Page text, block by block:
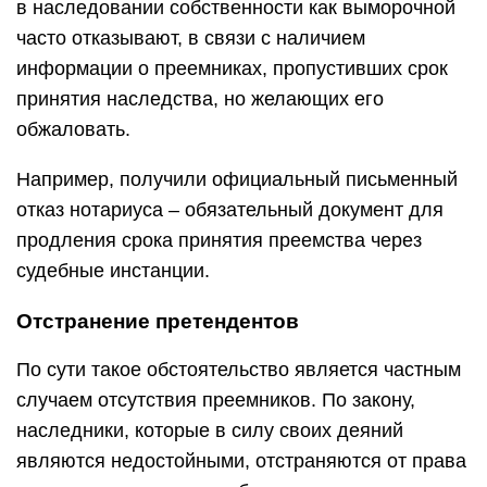
в наследовании собственности как выморочной
часто отказывают, в связи с наличием
информации о преемниках, пропустивших срок
принятия наследства, но желающих его
обжаловать.
Например, получили официальный письменный
отказ нотариуса – обязательный документ для
продления срока принятия преемства через
судебные инстанции.
Отстранение претендентов
По сути такое обстоятельство является частным
случаем отсутствия преемников. По закону,
наследники, которые в силу своих деяний
являются недостойными, отстраняются от права